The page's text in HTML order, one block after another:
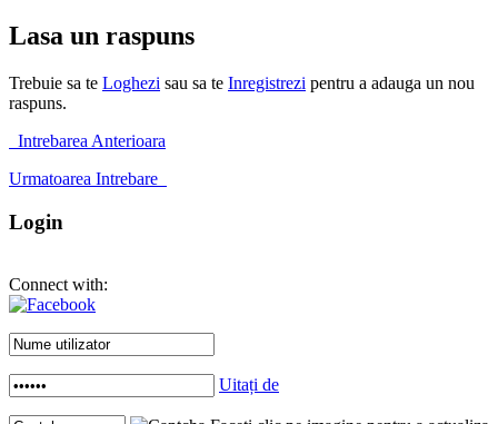
Lasa un raspuns
Trebuie sa te Loghezi sau sa te Inregistrezi pentru a adauga un nou
raspuns.
Intrebarea Anterioara
Urmatoarea Intrebare
Login
Connect with:
Uitați de